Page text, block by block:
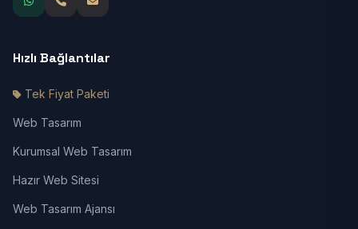
Hızlı Bağlantılar
Tek Fiyat Paketi
Web Tasarım
Kurumsal Web Tasarım
Hazır Web Sitesi
Web Tasarım Ajansı